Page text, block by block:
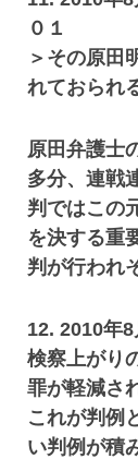
０１
＞その原田
れておられ
原田弁護士
多分、連戦
判ではこの
を決する重
判が行われ
12. 2010年
検察上がり
罪が軽減さ
これが判例
い判例が積